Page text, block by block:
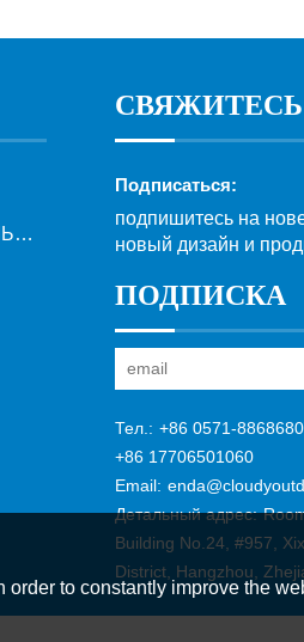
Подписаться:
подпишитесь на
новый дизайн и
ПОДПИСКА
Тел.: +86 0571-
+86 17706501060
Email:
Детальный адрес:
Building No.24, #957,
District, Hangzhou,
to constantly improve the